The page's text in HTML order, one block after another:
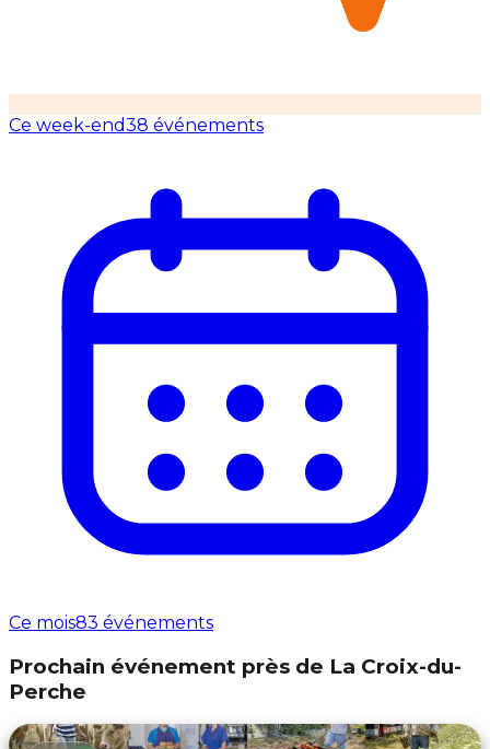
Ce week-end38 événements
Ce mois83 événements
Prochain événement près de La Croix-du-
Perche